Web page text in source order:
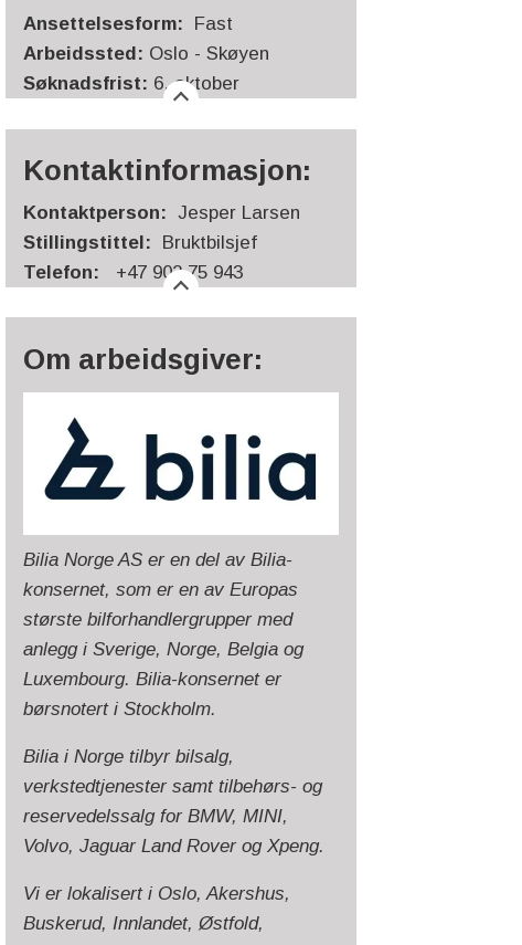
Ansettelsesform:
Fast
Arbeidssted: Oslo - Skøyen
Søknadsfrist: 6. oktober
Kontaktinformasjon:
Kontaktperson: Jesper Larsen
Stillingstittel:
Bruktbilsjef
Telefon:
+47 902 75 943
Om arbeidsgiver:
Bilia Norge AS er en del av Bilia-
konsernet, som er en av Europas
største bilforhandlergrupper med
anlegg i Sverige, Norge, Belgia og
Luxembourg. Bilia-konsernet er
børsnotert i Stockholm.
Bilia i Norge tilbyr bilsalg,
verkstedtjenester samt tilbehørs- og
reservedelssalg for BMW, MINI,
Volvo, Jaguar Land Rover og Xpeng.
Vi er lokalisert i Oslo, Akershus,
Buskerud, Innlandet, Østfold,